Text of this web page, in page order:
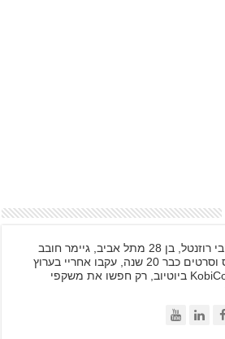
שמי קובי רוזנטל, בן 28 מתל אביב, גיימר חובב
קומיקס וסרטים כבר 20 שנה, עקבו אחריי בערוץ
שלי KobiCool ביוטיוב, רק חפשו את משקפי